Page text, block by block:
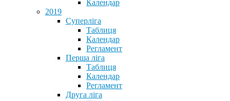
Календар
2019
Суперліга
Таблиця
Календар
Регламент
Перша ліга
Таблиця
Календар
Регламент
Друга ліга